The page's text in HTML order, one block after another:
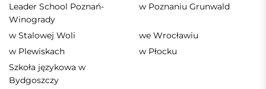
Leader School Poznań-
Winogrady
w Poznaniu Grunwald
w Stalowej Woli
we Wrocławiu
w Plewiskach
w Płocku
Szkoła językowa w
Bydgoszczy